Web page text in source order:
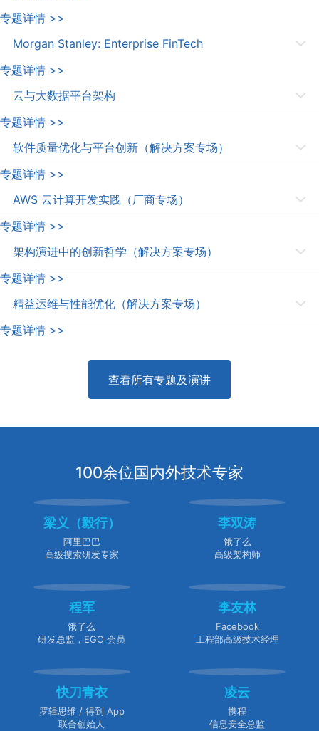
我们将邀请 Oracle 专家分享 Java 9 模块化实践，邀请 Instagram 专家
数据平台中的作用。
专题详情 >>
Morgan Stanley: Enterprise FinTech
The deployment of Enterprise FinTech will help investment banks
generate reliable returns for clients and investors.
专题详情 >>
云与大数据平台架构
云与大数据平台架构实战
专题详情 >>
软件质量优化与平台创新（解决方案专场）
揭开软件安全构建及演进的最佳规划、平台从 0 到 1 的架构设计和优化
专题详情 >>
AWS 云计算开发实践（厂商专场）
本专场演讲内容将围绕 AWS 基于 MXNet 框架进行深度学习应用开发、
及 AWS 物联网和边缘计算的最佳实践等而展开。
专题详情 >>
架构演进中的创新哲学（解决方案专场）
本专题就将邀请听云、腾讯、Talkingdata 等一线技术人，共话微服务架
专题详情 >>
精益运维与性能优化（解决方案专场）
对系统性能问题进行定位分析及工具排查，做到故障秒级响应以及保障服
专题详情 >>
查看所有专题及演讲
100余位国内外技术专家
梁义（毅行）
阿里巴巴
高级搜索研发专家
李双涛
饿了么
高级架构师
程军
饿了么
研发总监，EGO 会员
李友林
Facebook
工程部高级技术经理
快刀青衣
罗辑思维 / 得到 App
联合创始人
凌云
携程
信息安全总监